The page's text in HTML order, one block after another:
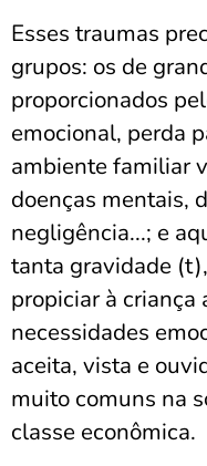
Esses traumas
grupos: os de
proporcionados
emocional, perda
ambiente familiar
doenças mentais,
negligência...; e
tanta gravidade
propiciar à criança
necessidades
aceita, vista e
muito comuns na
classe econômica.